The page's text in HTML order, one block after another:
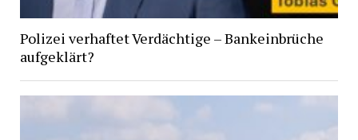
Polizei verhaftet Verdächtige – Bankeinbrüche
aufgeklärt?